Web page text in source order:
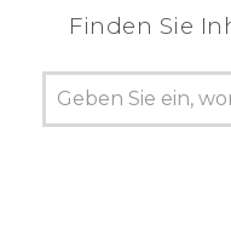
Finden Sie